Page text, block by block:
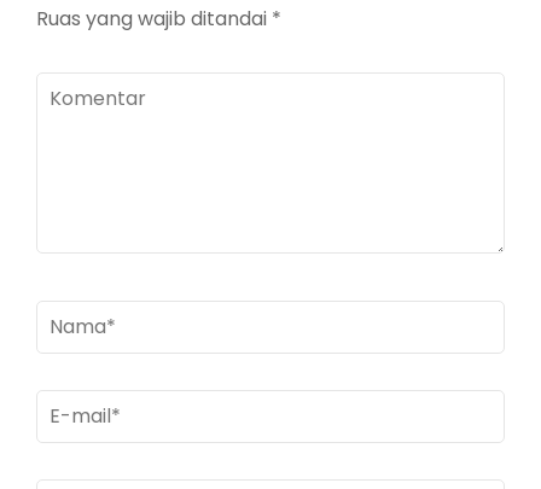
Ruas yang wajib ditandai *
Komentar
Nama*
E-
mail*